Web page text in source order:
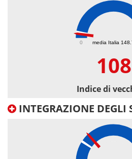
media Italia
0
108
Indice di
INTEGRAZIONE DEGLI